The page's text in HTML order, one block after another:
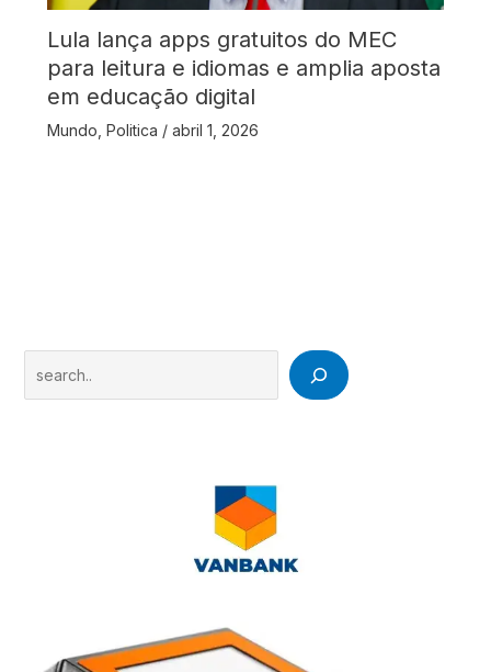
Lula lança apps gratuitos do MEC
para leitura e idiomas e amplia aposta
em educação digital
Mundo Politica / abril 1, 2026